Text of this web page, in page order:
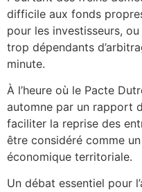
difficile aux fonds
pour les investisseurs,
trop dépendants
minute.
À l’heure où le Pacte
automne par un rapport
faciliter la reprise des
être considéré comme
économique territoriale.
Un débat essentiel pour